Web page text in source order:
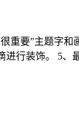
重要”主题字
进行装饰。 5、